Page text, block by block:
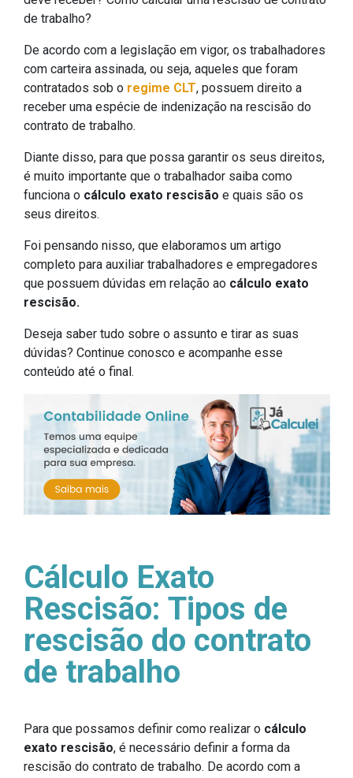
de trabalho?
De acordo com a legislação em vigor, os trabalhadores
com carteira assinada, ou seja, aqueles que foram
contratados sob o regime CLT, possuem direito a
receber uma espécie de indenização na rescisão do
contrato de trabalho.
Diante disso, para que possa garantir os seus direitos,
é muito importante que o trabalhador saiba como
funciona o cálculo exato rescisão e quais são os
seus direitos.
Foi pensando nisso, que elaboramos um artigo
completo para auxiliar trabalhadores e empregadores
que possuem dúvidas em relação ao cálculo exato
rescisão.
Deseja saber tudo sobre o assunto e tirar as suas
dúvidas? Continue conosco e acompanhe esse
conteúdo até o final.
Cálculo Exato
Rescisão: Tipos de
rescisão do contrato
de trabalho
Para que possamos definir como realizar o cálculo
exato rescisão, é necessário definir a forma da
rescisão do contrato de trabalho. De acordo com a